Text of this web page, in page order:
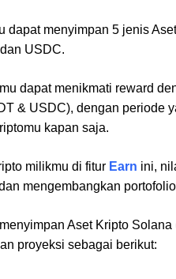
dapat menyimpan 5 jenis
USDC.
dapat menikmati reward
& USDC), dengan periode
kapan saja.
milikmu di fitur Earn ini,
mengembangkan
Aset Kripto
proyeksi sebagai berikut: